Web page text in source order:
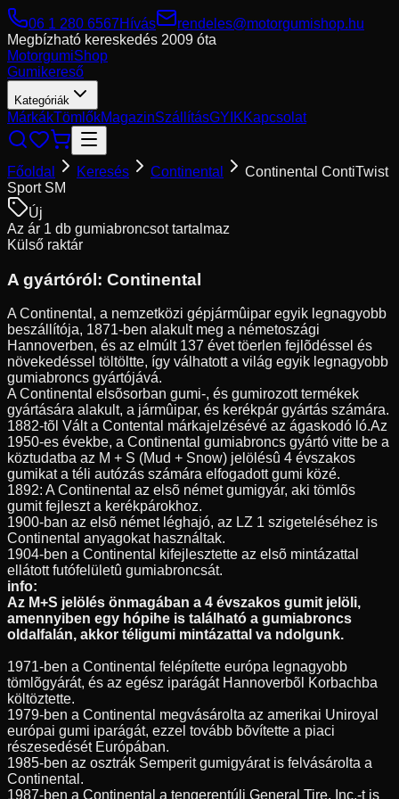
06 1 280 6567Hívás
rendeles@motorgumishop.hu
Megbízható kereskedés 2009 óta
MotorgumiShop
Gumikereső
Kategóriák
MárkákTömlőkMagazinSzállításGYIKKapcsolat
Főoldal Keresés Continental
Continental ContiTwist
Sport SM
Új
Az ár 1 db gumiabroncsot tartalmaz
Külső raktár
A gyártóról: Continental
A Continental, a nemzetközi gépjármûipar egyik legnagyobb
beszállítója, 1871-ben alakult meg a németoszági
Hannoverben, és az elmúlt 137 évet töerlen fejlõdéssel és
növekedéssel töltöltte, így válhatott a világ egyik legnagyobb
gumiabroncs gyártójává.
A Continental elsõsorban gumi-, és gumirozott termékek
gyártására alakult, a jármûipar, és kerékpár gyártás számára.
1882-tõl Vált a Contental márkajelzésévé az ágaskodó ló.Az
1950-es évekbe, a Continental gumiabroncs gyártó vitte be a
köztudatba az M + S (Mud + Snow) jelölésû 4 évszakos
gumikat a téli autózás számára elfogadott gumi közé.
1892: A Continental az elsõ német gumigyár, aki tömlõs
gumit fejleszt a kerékpárokhoz.
1900-ban az elsõ német léghajó, az LZ 1 szigeteléséhez is
Continental anyagokat használtak.
1904-ben a Continental kifejlesztette az elsõ mintázattal
ellátott futófelületû gumiabroncsát.
info:
Az M+S jelölés önmagában a 4 évszakos gumit jelöli,
amennyiben egy hópihe is található a gumiabroncs
oldalfalán, akkor téligumi mintázattal va ndolgunk.
1971-ben a Continental felépítette európa legnagyobb
tömlõgyárát, és az egész iparágát Hannoverbõl Korbachba
költöztette.
1979-ben a Continental megvásárolta az amerikai Uniroyal
európai gumi iparágát, ezzel tovább bõvítette a piaci
részesedését Európában.
1985-ben az osztrák Semperit gumigyárat is felvásárolta a
Continental.
1987-ben a Continental a tengerentúli General Tire, Inc.-t is